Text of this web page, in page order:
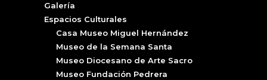
Galería
Espacios Culturales
Casa Museo Miguel Hernández
Museo de la Semana Santa
Museo Diocesano de Arte Sacro
Museo Fundación Pedrera